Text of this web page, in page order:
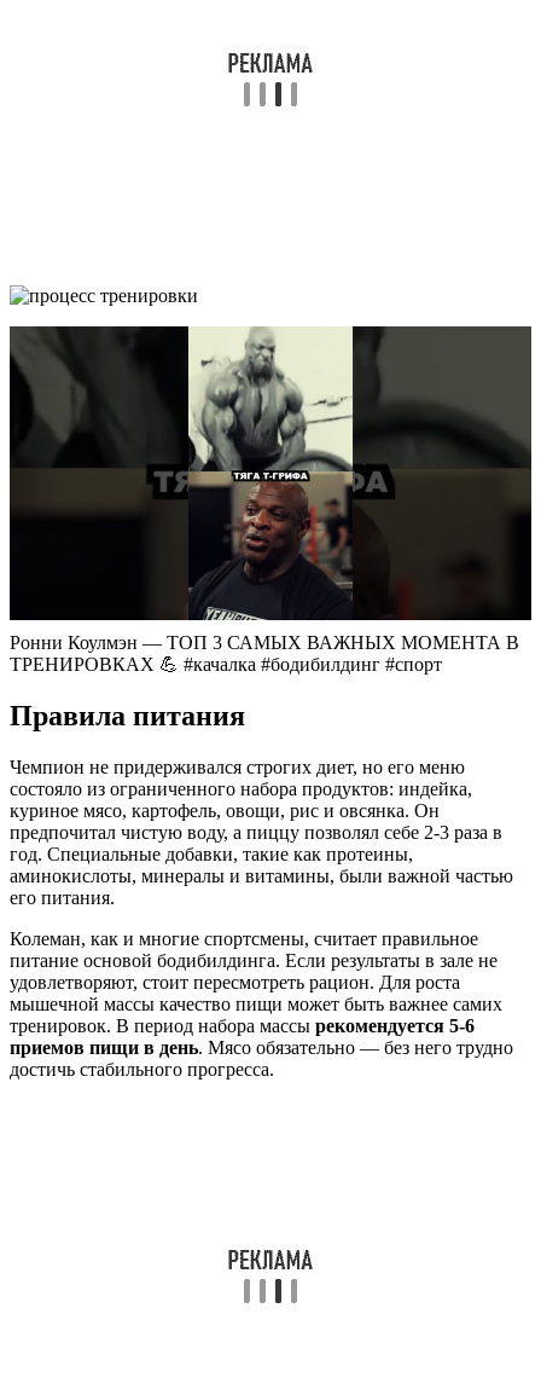
Ронни Коулмэн — ТОП 3 САМЫХ ВАЖНЫХ МОМЕНТА В
ТРЕНИРОВКАХ 💪 #качалка #бодибилдинг #спорт
Правила питания
Чемпион не придерживался строгих диет, но его меню
состояло из ограниченного набора продуктов: индейка,
куриное мясо, картофель, овощи, рис и овсянка. Он
предпочитал чистую воду, а пиццу позволял себе 2-3 раза в
год. Специальные добавки, такие как протеины,
аминокислоты, минералы и витамины, были важной частью
его питания.
Колеман, как и многие спортсмены, считает правильное
питание основой бодибилдинга. Если результаты в зале не
удовлетворяют, стоит пересмотреть рацион. Для роста
мышечной массы качество пищи может быть важнее самих
тренировок. В период набора массы рекомендуется 5-6
приемов пищи в день. Мясо обязательно — без него трудно
достичь стабильного прогресса.